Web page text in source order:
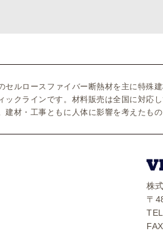
ルロースファイバー断熱材を主に特殊
ックラインです。材料販売は全国に対応
材・工事ともに人体に影響を考えたも
株
〒